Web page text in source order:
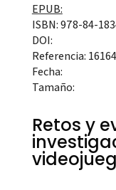
EPUB:
ISBN: 978-84-
DOI:
Referencia:
Fecha:
Tamaño:
Retos y